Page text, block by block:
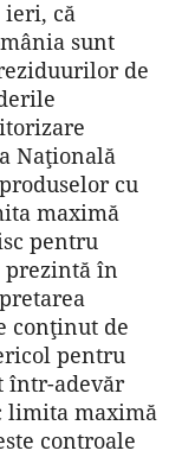
că
sunt
de
Naţională
cu
maximă
pentru
prezintă în
conţinut de
pentru
într-adevăr
limita maximă
controale